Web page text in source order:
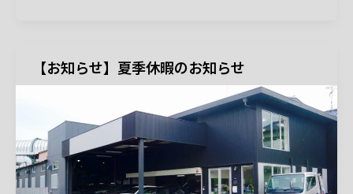
【お知らせ】夏季休暇のお知らせ